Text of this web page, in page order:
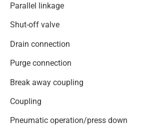
Parallel linkage
Shut-off valve
Drain connection
Purge connection
Break away coupling
Coupling
Pneumatic operation/press down